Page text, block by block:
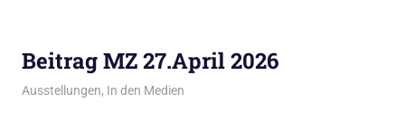
Beitrag MZ 27.April 2026
April 30, 2026
admin
Ausstellungen, In den Medien